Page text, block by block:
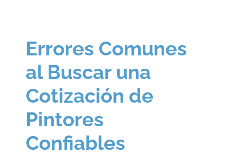
Errores Comunes
al Buscar una
Cotización de
Pintores
Confiables